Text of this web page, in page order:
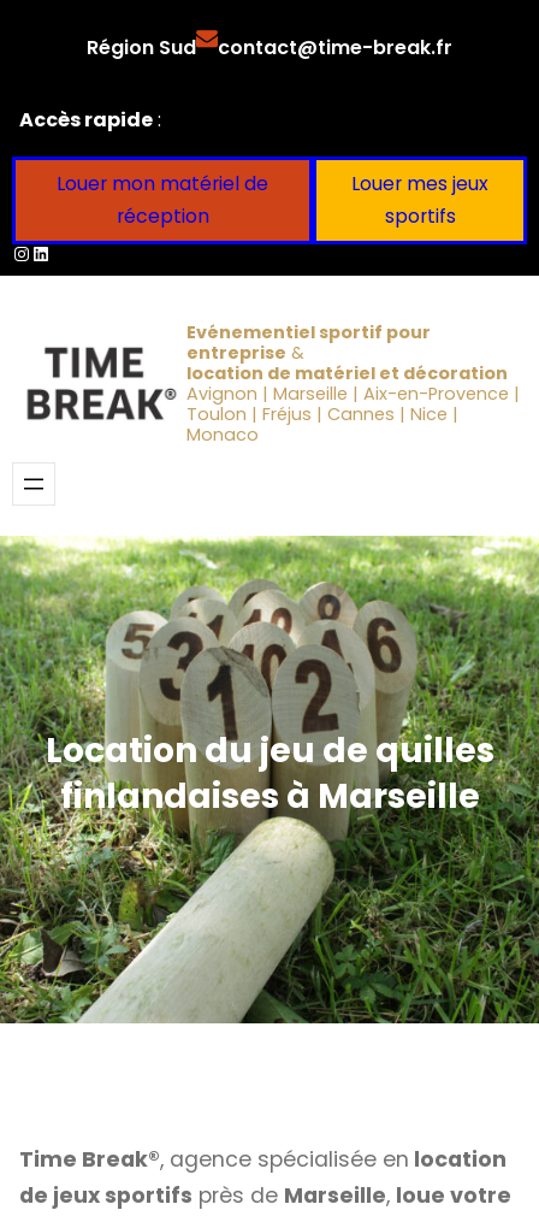
Région Sud contact@time-break.fr
Accès rapide:
Louer mon matériel de
réception
Louer mes jeux
sportifs
Instagram
LinkedIn
Evénementiel sportif pour
entreprise &
location de matériel et décoration
Avignon | Marseille | Aix-en-Provence |
Toulon | Fréjus | Cannes | Nice |
Monaco
Location du jeu de quilles
finlandaises à Marseille
Time Break®, agence spécialisée en location
de jeux sportifs près de Marseille, loue votre